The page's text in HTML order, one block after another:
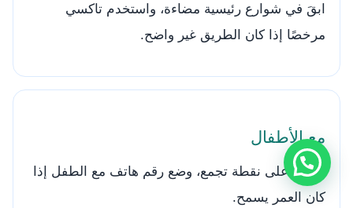
ابقَ في شوارع رئيسية مضاءة، واستخدم تاكسي
مرخصًا إذا كان الطريق غير واضح.
مع الأطفال
اتفقوا على نقطة تجمع، وضع رقم هاتف مع الطفل إذا
كان العمر يسمح.